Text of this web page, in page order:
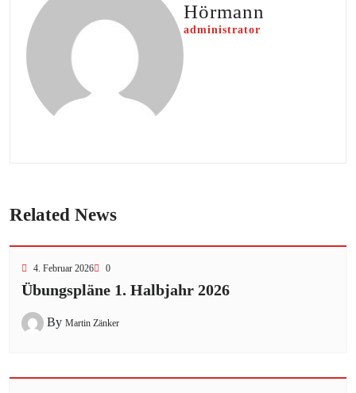
Hörmann
administrator
Related News
4. Februar 2026 0
Übungspläne 1. Halbjahr 2026
By Martin Zänker